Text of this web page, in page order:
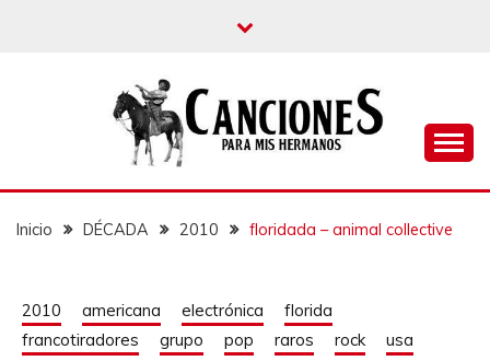
CANCIONES PARA
MIS HERMANOS
Inicio DÉCADA 2010 floridada – animal collective
2010 americana electrónica
florida
francotiradores
grupo pop raros rock usa